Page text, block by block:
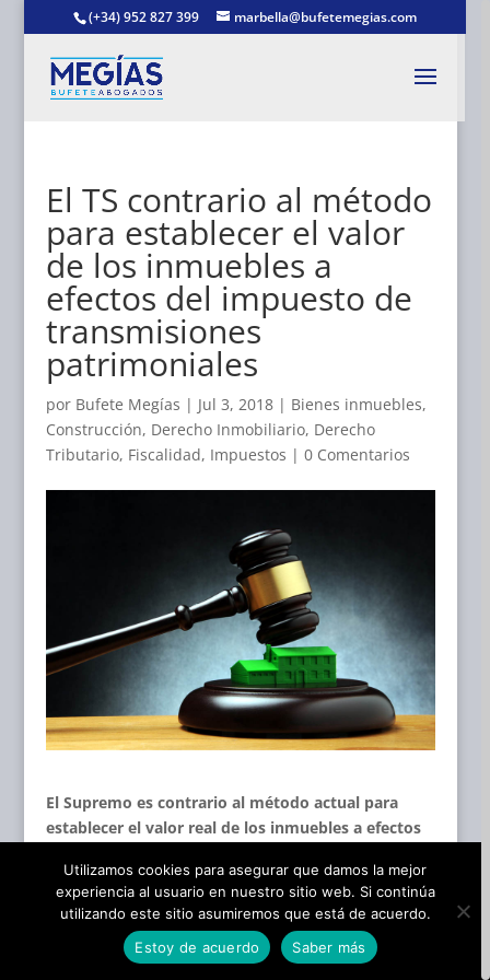
(+34) 952 827 399 marbella@bufetemegias.com
El TS contrario al método
para establecer el valor
de los inmuebles a
efectos del impuesto de
transmisiones
patrimoniales
por Bufete Megías | Jul 3, 2018| Bienes inmuebles,
Construcción, Derecho Inmobiliario, Derecho
Tributario, Fiscalidad, Impuestos | 0 Comentarios
El Supremo es contrario al método actual para
establecer el valor real de los inmuebles a efectos
La Sala III, de lo Contencioso Administrativo del
Tribunal Supremo ha fijado doctrina en cuatro
recientes sentencias, donde ha examinado los
recursos de la Junta de Castilla-La Mancha que
Utilizamos cookies para asegurar que damos la mejor
experiencia al usuario en nuestro sitio web. Si continúa
utilizando este sitio asumiremos que está de acuerdo.
Estoy de acuerdo
Saber más